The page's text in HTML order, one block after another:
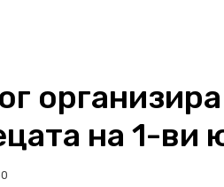
на 1-ви